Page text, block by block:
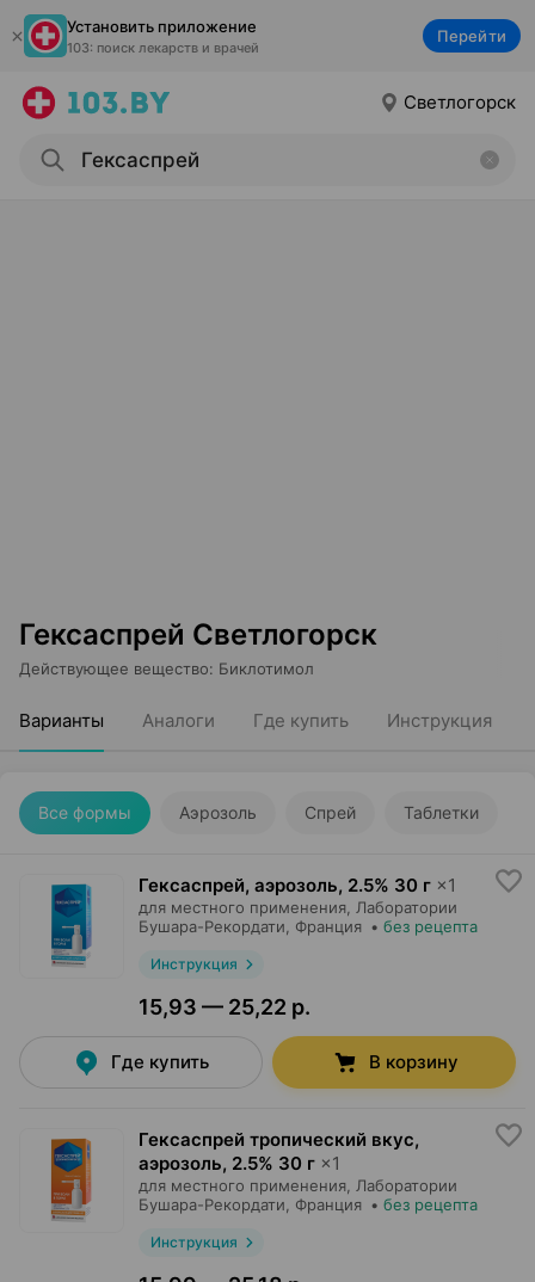
Установить приложение
103: поиск лекарств и врачей
Перейти
Светлогорск
Гексаспрей Светлогорск
Действующее вещество: Биклотимол
Варианты Аналоги Где купить Инструкция
Все формы Аэрозоль Спрей Таблетки
Гексаспрей, аэрозоль, 2.5% 30 г ×1
для местного применения, Лаборатории
Бушара-Рекордати , Франция • без рецепта
Инструкция
15,93 — 25,22 р.
Где купить В корзину
Гексаспрей тропический вкус,
аэрозоль, 2.5% 30 г ×1
для местного применения, Лаборатории
Бушара-Рекордати , Франция • без рецепта
Инструкция